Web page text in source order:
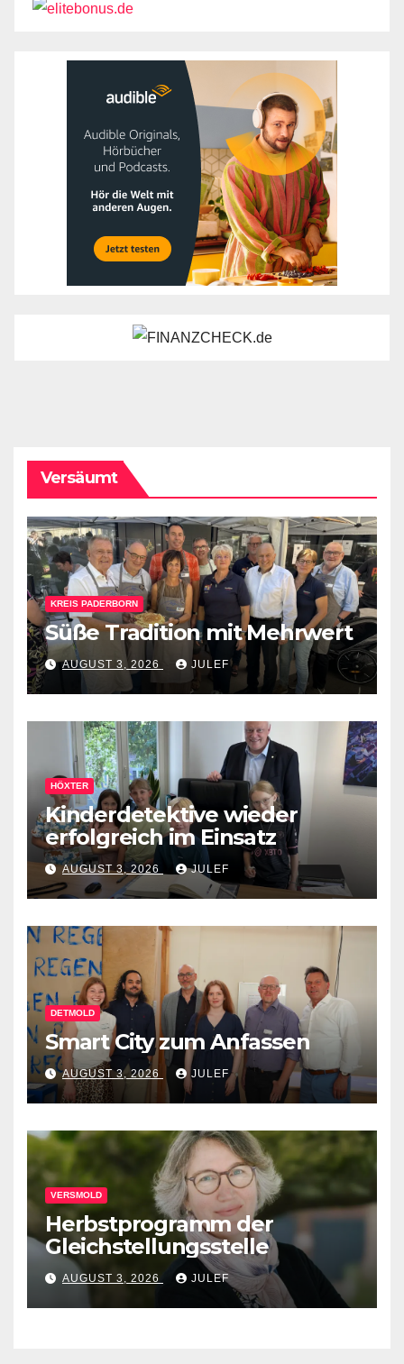
Versäumt
KREIS PADERBORN
Süße Tradition mit Mehrwert
AUGUST 3, 2026 JULEF
HÖXTER
Kinderdetektive wieder
erfolgreich im Einsatz
AUGUST 3, 2026 JULEF
DETMOLD
Smart City zum Anfassen
AUGUST 3, 2026 JULEF
VERSMOLD
Herbstprogramm der
Gleichstellungsstelle
AUGUST 3, 2026 JULEF